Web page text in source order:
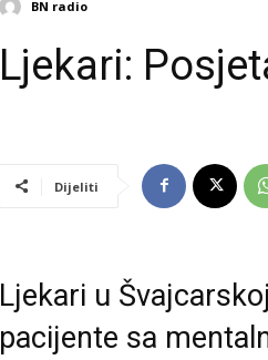
BN radio
Ljekari:
Dijeliti
Ljekari u
pacijente sa